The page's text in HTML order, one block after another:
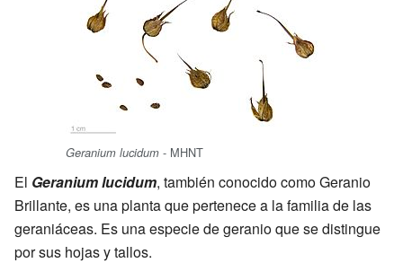
Geranium lucidum - MHNT
El Geranium lucidum, también conocido como Geranio
Brillante, es una planta que pertenece a la familia de las
geraniáceas. Es una especie de geranio que se distingue
por sus hojas y tallos.